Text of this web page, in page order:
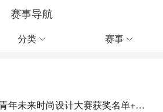
赛事导航
分类  赛事 
大赛公告|2023年中意青年未来时尚设计大赛获奖名单+效果图